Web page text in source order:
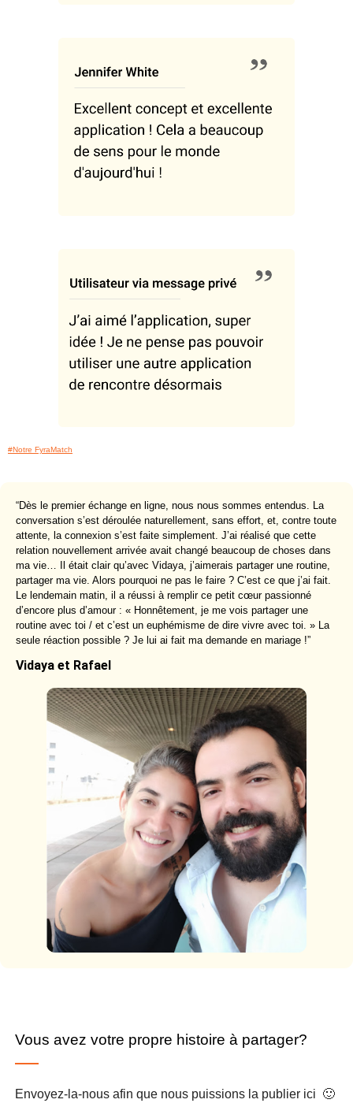
#Notre FyraMatch
“Dès le premier échange en ligne, nous nous sommes entendus. La
conversation s’est déroulée naturellement, sans effort, et, contre toute
attente, la connexion s’est faite simplement. J’ai réalisé que cette
relation nouvellement arrivée avait changé beaucoup de choses dans
ma vie… Il était clair qu’avec Vidaya, j’aimerais partager une routine,
partager ma vie. Alors pourquoi ne pas le faire ? C’est ce que j’ai fait.
Le lendemain matin, il a réussi à remplir ce petit cœur passionné
d’encore plus d’amour : « Honnêtement, je me vois partager une
routine avec toi / et c’est un euphémisme de dire vivre avec toi. » La
seule réaction possible ? Je lui ai fait ma demande en mariage !”
Vidaya et Rafael
Vous avez votre propre histoire à partager?
Envoyez-la-nous afin que nous puissions la publier ici 🙂